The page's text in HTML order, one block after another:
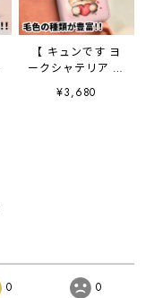
【 キュンです ヨ
ークシャテリア 】
手帳 スマホケー
ス 犬 うちの
¥3,680
0 0